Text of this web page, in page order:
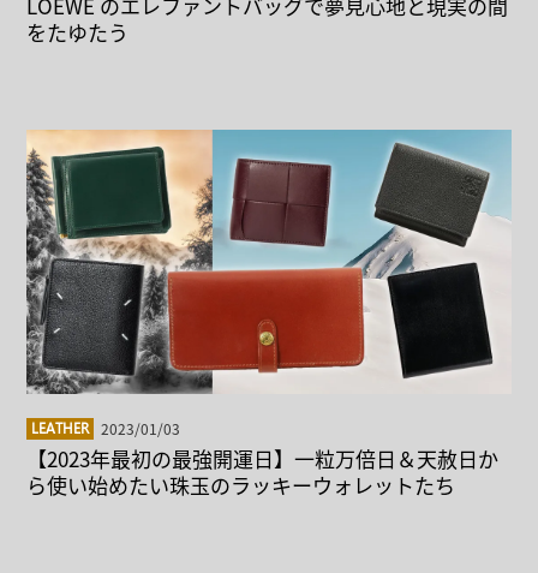
をたゆたう
LEATHER 2023/01/03
【2023年最初の最強開運日】一粒万倍日＆天赦日か
ら使い始めたい珠玉のラッキーウォレットたち